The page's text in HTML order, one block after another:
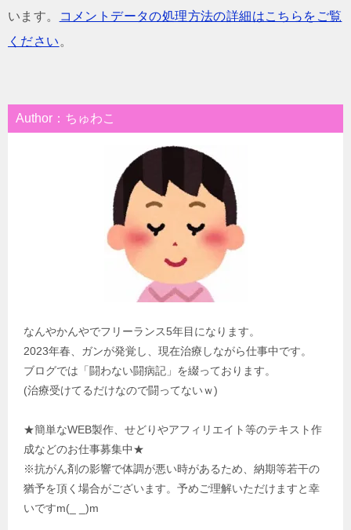
います。
コメントデータの処理方法の詳細はこちらをご覧
ください 。
Author：ちゅわこ
なんやかんやでフリーランス5年目になります。
2023年春、ガンが発覚し、現在治療しながら仕事中です。
ブログでは「闘わない闘病記」を綴っております。
(治療受けてるだけなので闘ってないｗ)
★簡単なWEB製作、せどりやアフィリエイト等のテキスト作
成などのお仕事募集中★
※抗がん剤の影響で体調が悪い時があるため、納期等若干の
猶予を頂く場合がございます。予めご理解いただけますと幸
いですm(_ _)m